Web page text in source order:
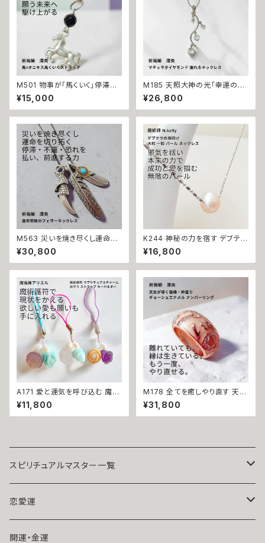
M501 物事が「馬くいく」停滞を
打ち破り勝運を呼び込む 馬 オ
ニキス シルバー ストラップ キー
ホルダー 祈祷師 澪央（みお）手
魔除け 占い 開運 運気上昇 成
功 出世 お守り 御守り おまじな
い 叶う 願望成就
¥15,000
M185 天照大神の光「幸運の連
鎖」運が味方し誰もがあなたを
応援 大開運 成功・金運・良縁 マ
チュラダイヤモンド 揺れるネッ
パワーストーン 天然石 ご利益
お守り 霊感霊視 スピリチュアル
強運 神社 神様
¥26,800
M563 災いを焼き尽くし運命を
切り拓く 停滞・不運・恐れを払拭
天手力男命 ミラクルフェザー ロ
ングネックレス 祈祷 羽 羽根 ユ
央 パワー 高次元 エネルギー 開
運 厄除け 厄払い 厄祓い 縁切り
開運 強運 本物 お守り 護符 強
力 フェザー
¥30,800
K244 神秘の力を宿す デブテラ
の魔除け 邪を祓い成功を引き寄
せる 大粒 一粒 パール ネックレ
ス 魔力 魔術 白魔術 開運 強運
お守り デブテラ 魔術師 N.kelly
¥16,800
A171 愛と運気を呼び込む 魔術
護符「ラブリチュアルチャーム 」
魔術師 アリエル お守り ストラッ
プ キーホルダー ローズクオー
サンゴ パール クリスタル 天然
真珠 白魔術 強力 魔術アクセサ
リー ストラップ チャーム
¥11,800
M178 全てを癒しやり直す 天女
が導く 復縁・仲直り 祈祷リング
数字とマチュラダイヤが刻む、も
う一度の奇跡 ギョーシェエナメ
叶う 祈祷 霊感霊視 願望成就
¥31,800
スピリチュアルマスター一覧
魔術師アリエル
悪魔術師べリアル
恋愛運
片思い
開運・金運